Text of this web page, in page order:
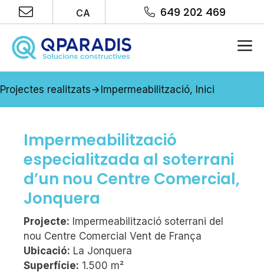
al
contingut
CA 649 202 469
Projectes realitzats Impermeabilització, Inici
Impermeabilització
especialitzada al soterrani
d’un nou Centre Comercial,
Jonquera
Projecte: Impermeabilització soterrani del
nou Centre Comercial Vent de França
Ubicació: La Jonquera
Superfície: 1.500 m²